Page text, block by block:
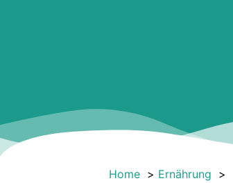
Home
Ernährung